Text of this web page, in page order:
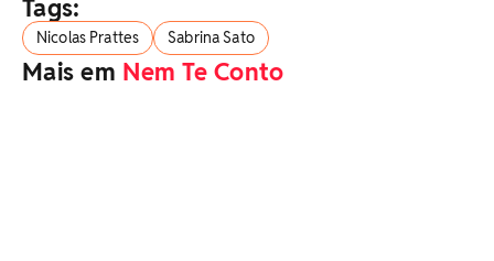
Tags:
Nicolas Prattes Sabrina Sato
Mais em Nem Te Conto